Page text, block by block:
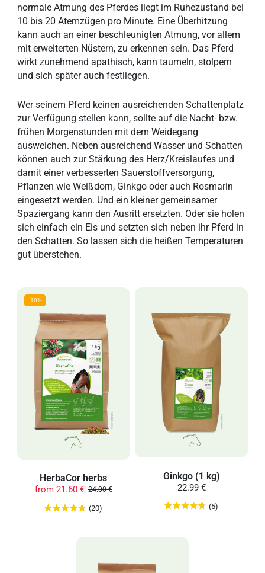
normale Atmung des Pferdes liegt im Ruhezustand bei
10 bis 20 Atemzügen pro Minute. Eine Überhitzung
kann auch an einer beschleunigten Atmung, vor allem
mit erweiterten Nüstern, zu erkennen sein. Das Pferd
wirkt zunehmend apathisch, kann taumeln, stolpern
und sich später auch festliegen.
Wer seinem Pferd keinen ausreichenden Schattenplatz
zur Verfügung stellen kann, sollte auf die Nacht- bzw.
frühen Morgenstunden mit dem Weidegang
ausweichen. Neben ausreichend Wasser und Schatten
können auch zur Stärkung des Herz/Kreislaufes und
damit einer verbesserten Sauerstoffversorgung,
Pflanzen wie Weißdorn, Ginkgo oder auch Rosmarin
eingesetzt werden. Und ein kleiner gemeinsamer
Spaziergang kann den Ausritt ersetzten. Oder sie holen
sich einfach ein Eis und setzten sich neben ihr Pferd in
den Schatten. So lassen sich die heißen Temperaturen
gut überstehen.
HerbaCor herbs
24.00 €
from 21.60 €
(20)
Ginkgo (1 kg)
22.99 €
(5)